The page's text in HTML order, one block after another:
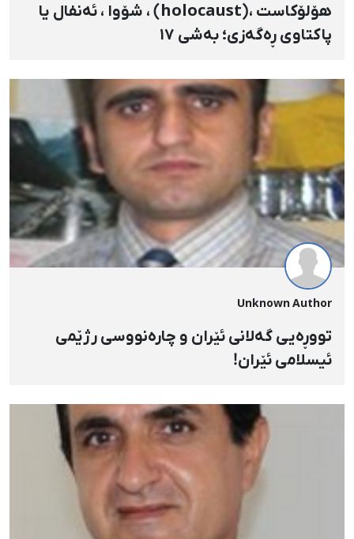
هۆلۆکاست ،(holocaust) ، شۆوا ، ئه‌نفال یا
پاکتاوی ڕه‌گه‌زی؛ به‌شی ١٧
Unknown Author
تووڕەیی گەلانی ئێران و چارەنووسی رژێمی
ئیسلامی ئێران!